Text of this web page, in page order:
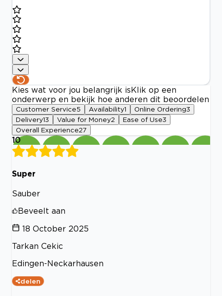
Kies wat voor jou belangrijk is Klik op een
onderwerp en bekijk hoe anderen dit beoordelen
Customer Service5 Availability1 Online Ordering3
Delivery13 Value for Money2 Ease of Use3
Overall Experience27
10
Super
Sauber
Beveelt aan
18 October 2025
Tarkan Cekic
Edingen-Neckarhausen
delen